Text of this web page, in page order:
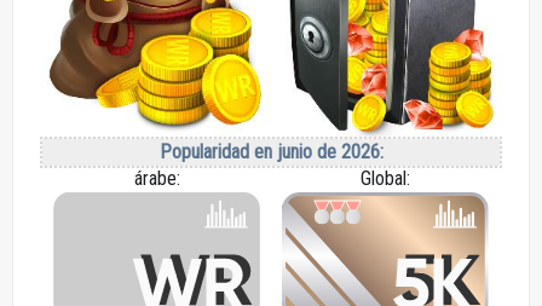
Popularidad en junio de 2026:
árabe:
Global: